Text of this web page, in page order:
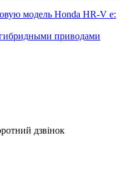
модель Honda HR-V e:
приводами
дзвінок